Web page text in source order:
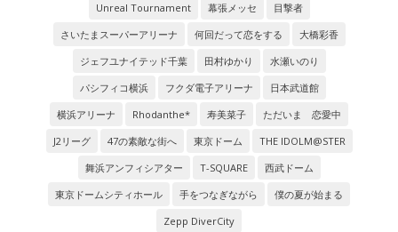
Unreal Tournament
幕張メッセ
目撃者
さいたまスーパーアリーナ
何回だって恋をする
大橋彩香
ジェフユナイテッド千葉
田村ゆかり
水瀬いのり
パシフィコ横浜
フクダ電子アリーナ
日本武道館
横浜アリーナ
Rhodanthe* 寿美菜子
ただいま 恋愛中
J2リーグ
47の素敵な街へ 東京ドーム
THE IDOLM@STER
舞浜アンフィシアター
T-SQUARE
西武ドーム
東京ドームシティホール
手をつなぎながら
僕の夏が始まる
Zepp DiverCity